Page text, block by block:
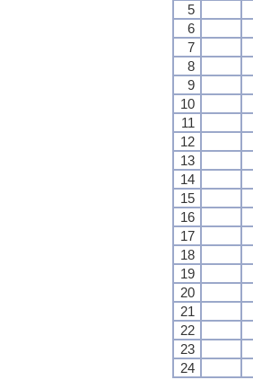
5
6
7
8
9
10
11
12
13
14
15
16
17
18
19
20
21
22
23
24